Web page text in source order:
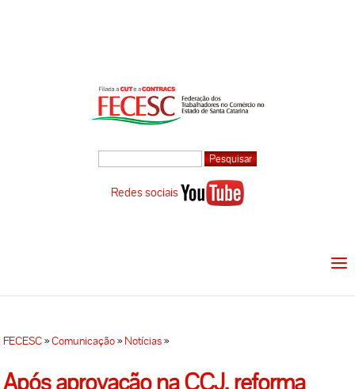
Redes sociais
FECESC»Comunicação»Notícias»
Após aprovação na CCJ, reforma